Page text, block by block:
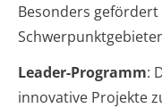
Besonders
Leader-Programm:
innovative Projekte